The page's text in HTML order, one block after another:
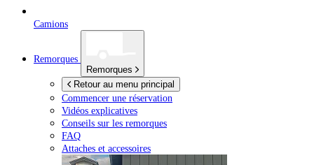
Camions
Remorques
Remorques
Retour au menu principal
Commencer une réservation
Vidéos explicatives
Conseils sur les remorques
FAQ
Attaches et accessoires